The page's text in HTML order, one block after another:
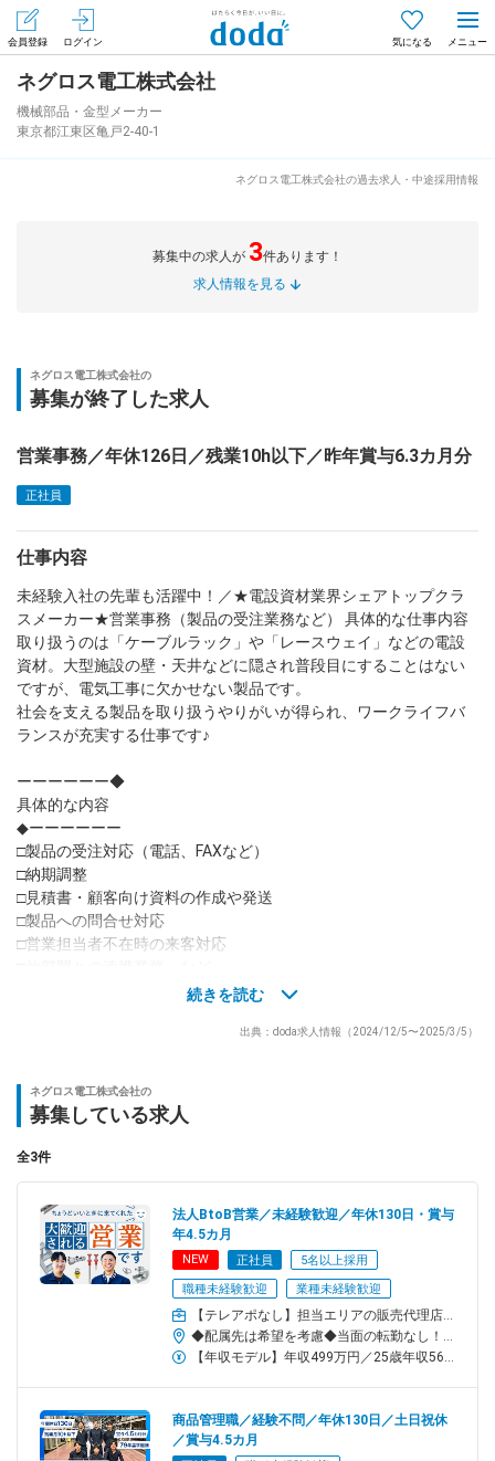
会員登録 ログイン 気になる
会員登録（無料）
イベント
専門サイト
対応時間：10:00～22:00(日曜・年末年始を除く)
転職の「モヤモヤ」、一人で悩まず
気軽に相談してみませんか？
dodaの使い方は？
今の仕事を続けるべき？
ネグロス電工株式会社
機械部品・金型メーカー
東京都江東区亀戸2-40-1
ネグロス電工株式会社の過去求人・中途採用情報
募集中の求人が 3件あります！
求人情報を見る
ネグロス電工株式会社の
募集が終了した求人
営業事務／年休126日／残業10h以下／昨年賞与6.3カ月分
正社員
仕事内容
未経験入社の先輩も活躍中！／★電設資材業界シェアトップクラ
スメーカー★営業事務（製品の受注業務など） 具体的な仕事内容
取り扱うのは「ケーブルラック」や「レースウェイ」などの電設
資材。大型施設の壁・天井などに隠され普段目にすることはない
ですが、電気工事に欠かせない製品です。
社会を支える製品を取り扱うやりがいが得られ、ワークライフバ
ランスが充実する仕事です♪
ーーーーーー◆
具体的な内容
◆ーーーーーー
□製品の受注対応（電話、FAXなど）
□納期調整
□見積書・顧客向け資料の作成や発送
□製品への問合せ対応
□営業担当者不在時の来客対応
※既存顧客8割！電話の受注対応がメインです！
合間に、簡単な資料作成などをお任せします。
ーーーーーー◆
入社後の流れ
◆ーーーーーー
教育担当の社員がマンツーマンで指導します。
数カ月後を目安に受注対応をお任せします。
常に教育担当の先輩がサポートするので安心。
わからないことは気軽に確認してくださいね。
◆ーーーーーー
将来的にはご希望や適性にあわせたお仕事を任せします！
◇鹿児島営業所のリーダー
◇本社での統括業務担当
続きを読む
出典：doda求人情報（2024/12/5〜2025/3/5）
ネグロス電工株式会社の
募集している求人
全3件
法人BtoB営業／未経験歓迎／年休130日・賞与
年4.5カ月
NEW 正社員
5名以上採用
職種未経験歓迎
業種未経験歓迎
【テレアポなし】担当エリアの販売代理店や電気/設備工事・建築会社などへの自社製品のご案内・サポート
◆配属先は希望を考慮◆当面の転勤なし！仙台・三河・高松いずれかの拠点◎U・Iターン歓迎◎マイカー通勤OK（駐車場完備）／拠点による【勤務地詳細】■東北仙台営業所：宮城県仙台市若林区卸町東3-3-16■中部三河営業所：愛知県岡崎市上三ツ木町字北稗田14-3■四国高松営業所：香川県高松市朝日町6-2-30※相談のうえ、キャリアアップによる異動の可能性はあります※受動喫煙対策：オフィス内禁煙
【年収モデル】年収499万円／25歳年収569万円／30歳年収645万円／35歳※業績・能力により変動します※子女手当を含みません＝＝月給24万5700円～29万2200円＋各種手当＋賞与年2回（2025年度実績：約年4.5カ月分）※残業代別途支給※上記は最低保障給です／経験・スキルを考慮のうえ優遇します
商品管理職／経験不問／年休130日／土日祝休
／賞与4.5カ月